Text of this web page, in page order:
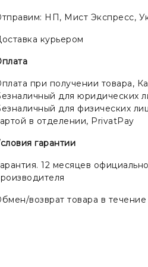
НП, Мист Экспресс,
курьером
при получении товара,
для юридических
для физических
в отделении, PrivatPay
гарантии
12 месяцев
возврат товара в